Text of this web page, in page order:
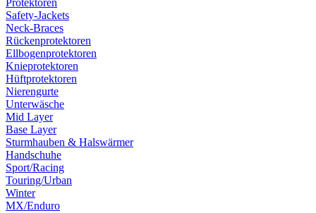
Protektoren
Safety-Jackets
Neck-Braces
Rückenprotektoren
Ellbogenprotektoren
Knieprotektoren
Hüftprotektoren
Nierengurte
Unterwäsche
Mid Layer
Base Layer
Sturmhauben & Halswärmer
Handschuhe
Sport/Racing
Touring/Urban
Winter
MX/Enduro